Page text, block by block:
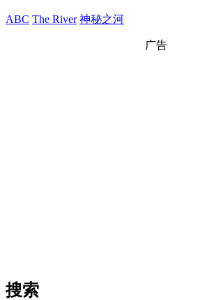
ABC The River 神秘之河
广告
搜索